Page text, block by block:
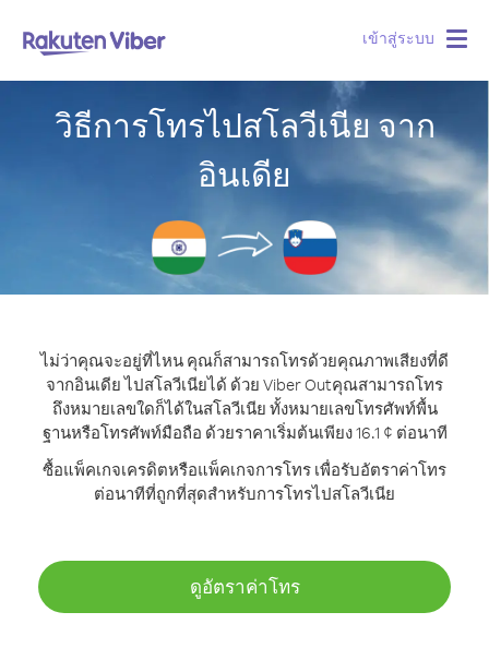
เข้าสู่ระบบ
วิธีการโทรไปสโลวีเนีย จาก
อินเดีย
ไม่ว่าคุณจะอยู่ที่ไหน คุณก็สามารถโทรด้วยคุณภาพเสียงที่ดี
จากอินเดีย ไปสโลวีเนียได้ ด้วย Viber Outคุณสามารถโทร
ถึงหมายเลขใดก็ได้ในสโลวีเนีย ทั้งหมายเลขโทรศัพท์พื้น
ฐานหรือโทรศัพท์มือถือ ด้วยราคาเริ่มต้นเพียง 16.1 ¢ ต่อนาที
ซื้อแพ็คเกจเครดิตหรือแพ็คเกจการโทร เพื่อรับอัตราค่าโทร
ต่อนาทีที่ถูกที่สุดสำหรับการโทรไปสโลวีเนีย
ดูอัตราค่าโทร